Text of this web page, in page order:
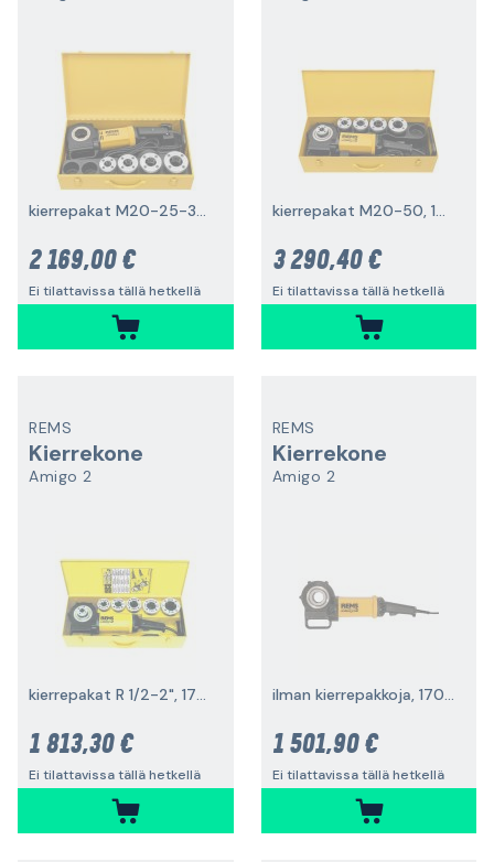
kierrepakat M20-25-32-40, 1200 W
2 169,00 €
Ei tilattavissa tällä hetkellä
kierrepakat M20-50, 1700 W
3 290,40 €
Ei tilattavissa tällä hetkellä
REMS
Kierrekone
Amigo 2
kierrepakat R 1/2-2", 1700 W
1 813,30 €
Ei tilattavissa tällä hetkellä
REMS
Kierrekone
Amigo 2
ilman kierrepakkoja, 1700W
1 501,90 €
Ei tilattavissa tällä hetkellä